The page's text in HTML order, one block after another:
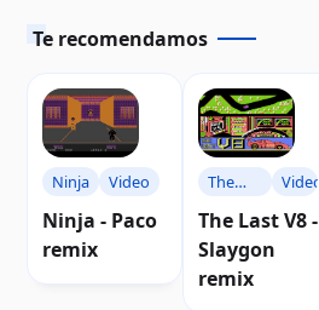
Te recomendamos
Ninja Video
Ninja - Paco
remix
The
Last V8
Video
The Last V8 -
Slaygon
remix